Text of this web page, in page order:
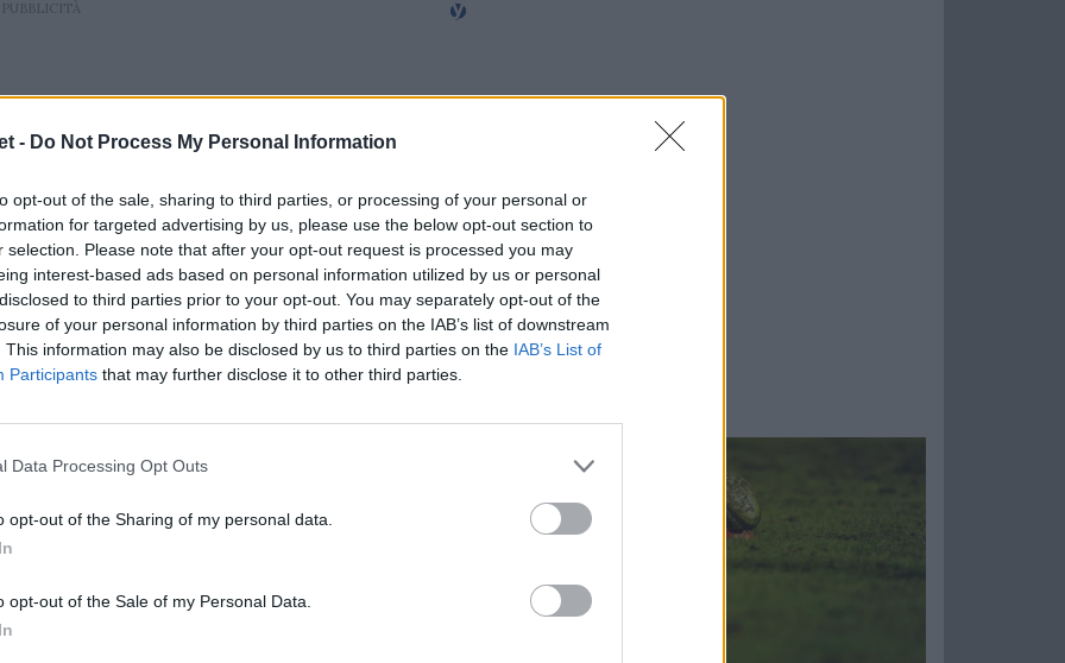
- Do Not Process My Personal Information
opt-out of the sale, sharing to third parties, or processing of your personal or
for targeted advertising by us, please use the below opt-out section to
selection. Please note that after your opt-out request is processed you may
interest-based ads based on personal information utilized by us or personal
to third parties prior to your opt-out. You may separately opt-out of the
of your personal information by third parties on the IAB’s list of downstream
This information may also be disclosed by us to third parties on the IAB’s List of
Participants that may further disclose it to other third parties.
Data Processing Opt Outs
opt-out of the Sharing of my personal data.
opt-out of the Sale of my Personal Data.